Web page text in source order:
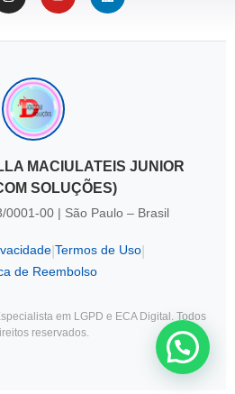
MACIULATEIS JUNIOR
SOLUÇÕES)
0001-00 | São Paulo – Brasil
Termos de Uso
de Reembolso
em LGPD e ECA Digital. Todos
reservados.